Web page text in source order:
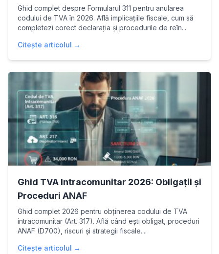
Ghid complet despre Formularul 311 pentru anularea
codului de TVA în 2026. Află implicațiile fiscale, cum să
completezi corect declarația și procedurile de reîn...
Citește articolul →
Ghid TVA Intracomunitar 2026: Obligații și
Proceduri ANAF
Ghid complet 2026 pentru obținerea codului de TVA
intracomunitar (Art. 317). Află când ești obligat, proceduri
ANAF (D700), riscuri și strategii fiscale....
Citește articolul →